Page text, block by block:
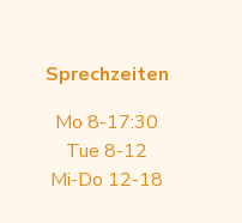
Sprechzeiten
Mo 8-17:30
Tue 8-12
Mi-Do 12-18